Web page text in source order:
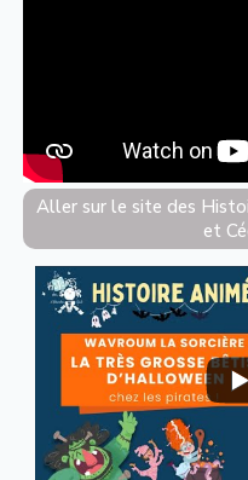
Aller sur le site des
et